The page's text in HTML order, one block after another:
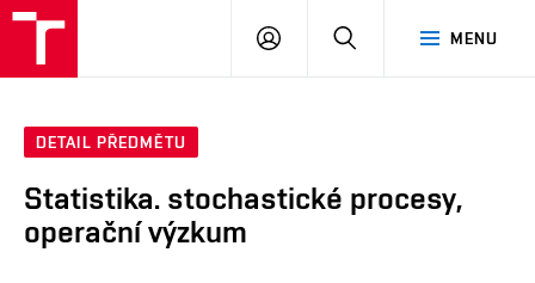
MENU
PŘIHLÁSIT
DETAIL PŘEDMĚTU
Statistika. stochastické procesy,
operační výzkum